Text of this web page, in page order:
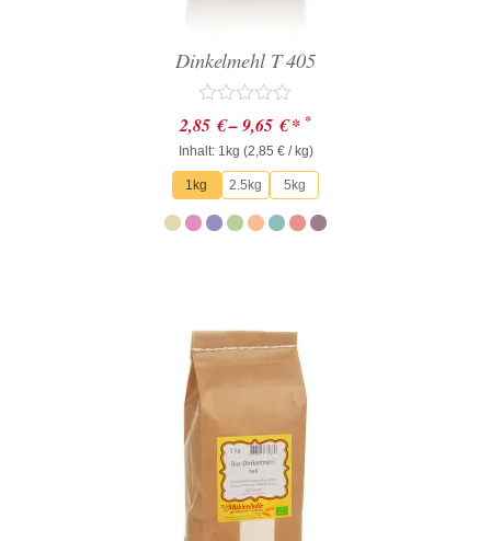
Dinkelmehl T 405
Bewertet
mit
0
von
5
2,85 €–9,65 €* *
Inhalt: 1kg (2,85 €/ kg)
1kg 2.5kg 5kg